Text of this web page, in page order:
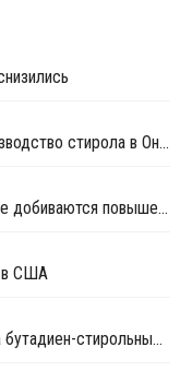
Ineos Styrolution не перезапустит производство стирола в Онтарио до 2026 года
Производители ПС в Северной Америке добиваются повышения цен в феврале
в США
Trinseo поднимет октябрьские цены на бутадиен-стирольные латексы для Северной Америки